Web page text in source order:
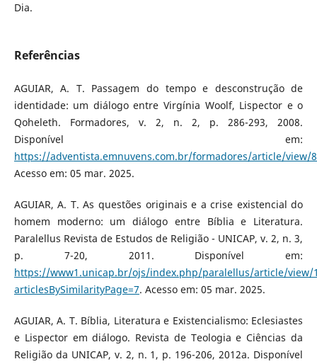
Dia.
Referências
AGUIAR, A. T. Passagem do tempo e desconstrução de
identidade: um diálogo entre Virgínia Woolf, Lispector e o
Qoheleth. Formadores, v. 2, n. 2, p. 286-293, 2008.
Disponível em:
https://adventista.emnuvens.com.br/formadores/article/view/
Acesso em: 05 mar. 2025.
AGUIAR, A. T. As questões originais e a crise existencial do
homem moderno: um diálogo entre Bíblia e Literatura.
Paralellus Revista de Estudos de Religião - UNICAP, v. 2, n. 3,
p. 7-20, 2011. Disponível em:
https://www1.unicap.br/ojs/index.php/paralellus/article/view/
articlesBySimilarityPage=7. Acesso em: 05 mar. 2025.
AGUIAR, A. T. Bíblia, Literatura e Existencialismo: Eclesiastes
e Lispector em diálogo. Revista de Teologia e Ciências da
Religião da UNICAP, v. 2, n. 1, p. 196-206, 2012a. Disponível